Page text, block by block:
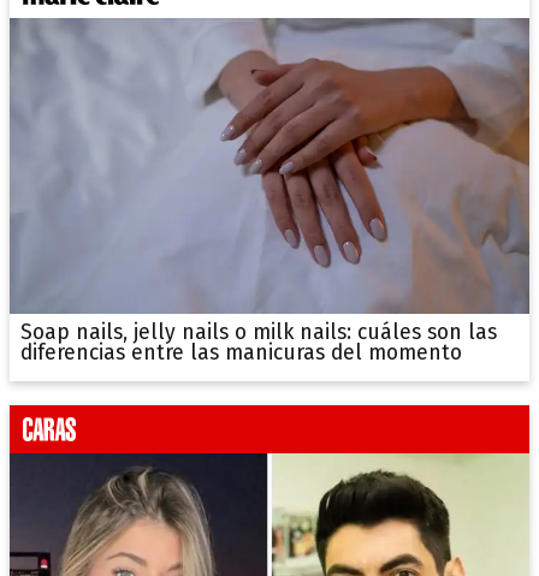
Soap nails, jelly nails o milk nails: cuáles son las
diferencias entre las manicuras del momento